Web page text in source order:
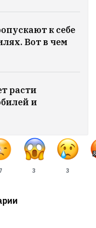
к себе
Вот в чем
расти
и
3 3